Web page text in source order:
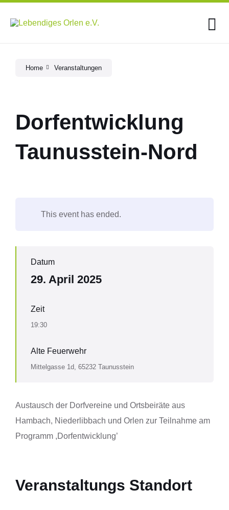
Skip
content
Skip
main
Skip
footer
Home Veranstaltungen
Dorfentwicklung
Taunusstein-Nord
This event has ended.
Datum
29. April 2025
Zeit
19:30
Alte Feuerwehr
Mittelgasse 1d, 65232 Taunusstein
Austausch der Dorfvereine und Ortsbeiräte aus
Hambach, Niederlibbach und Orlen zur Teilnahme am
Programm ,Dorfentwicklung’
Veranstaltungs Standort